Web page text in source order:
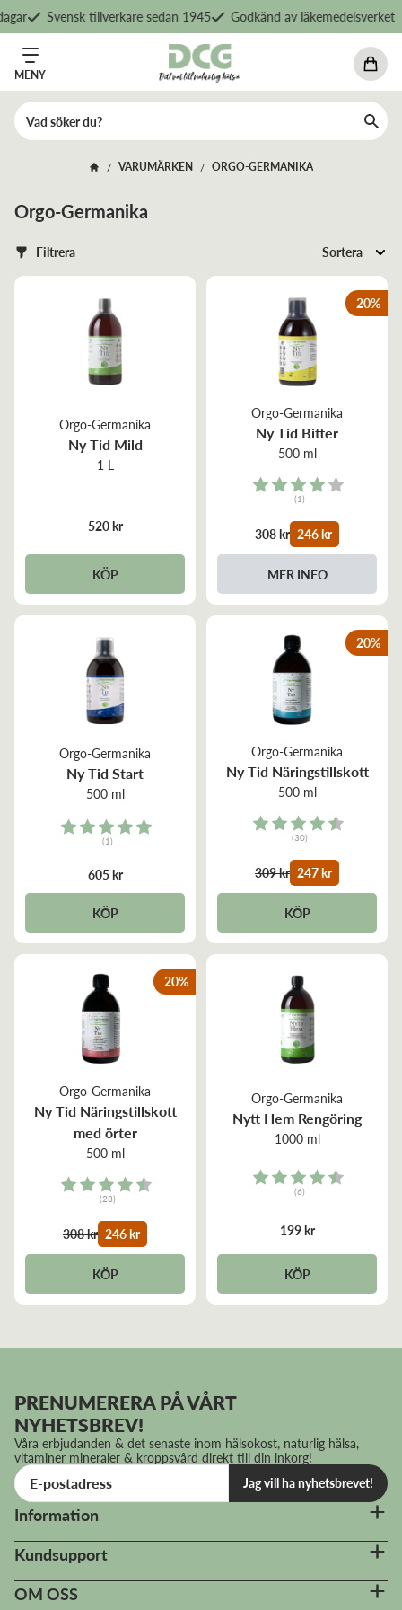
Svensk tillverkare sedan 1945 Godkänd av läkemedelsverket
MENY
/ VARUMÄRKEN / ORGO-GERMANIKA
Orgo-Germanika
Filtrera Sortera
Orgo-Germanika
Ny Tid Mild
1 L
520 kr
KÖP
Orgo-Germanika
Ny Tid Bitter
500 ml
Rating:
(1)
308 kr 246 kr
MER INFO
20%
Orgo-Germanika
Ny Tid Start
500 ml
Rating:
(1)
605 kr
KÖP
Orgo-Germanika
Ny Tid Näringstillskott
500 ml
Rating:
(30)
309 kr 247 kr
KÖP
20%
Orgo-Germanika
Ny Tid Näringstillskott
med örter
500 ml
Rating:
(28)
308 kr 246 kr
KÖP
20%
Orgo-Germanika
Nytt Hem Rengöring
1000 ml
Rating:
(6)
199 kr
KÖP
PRENUMERERA PÅ VÅRT
NYHETSBREV!
Våra erbjudanden & det senaste inom hälsokost, naturlig hälsa,
vitaminer mineraler & kroppsvård direkt till din inkorg!
Jag vill ha nyhetsbrevet!
Information
Kundsupport
OM OSS